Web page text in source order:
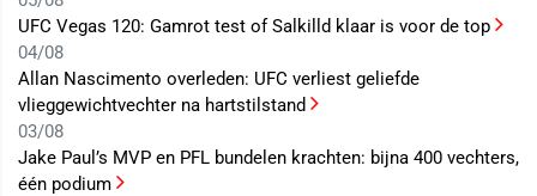
UFC Vegas 120: Gamrot test of Salkilld klaar is voor de top
04/08
Allan Nascimento overleden: UFC verliest geliefde
vlieggewichtvechter na hartstilstand
03/08
Jake Paul’s MVP en PFL bundelen krachten: bijna 400 vechters,
één podium